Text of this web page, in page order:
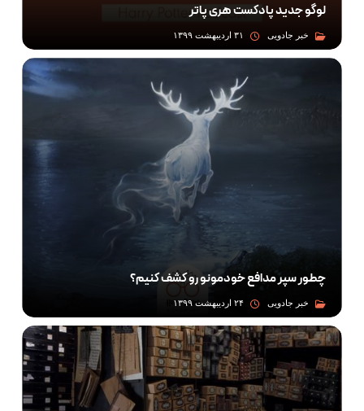
لوگو جدید پادکست هری پاتر
۳۱ اردیبهشت ۱۳۹۹ خبر جادویی
چطور سپر مدافع خودمونو رو کشف کنیم؟
۲۴ اردیبهشت ۱۳۹۹ خبر جادویی